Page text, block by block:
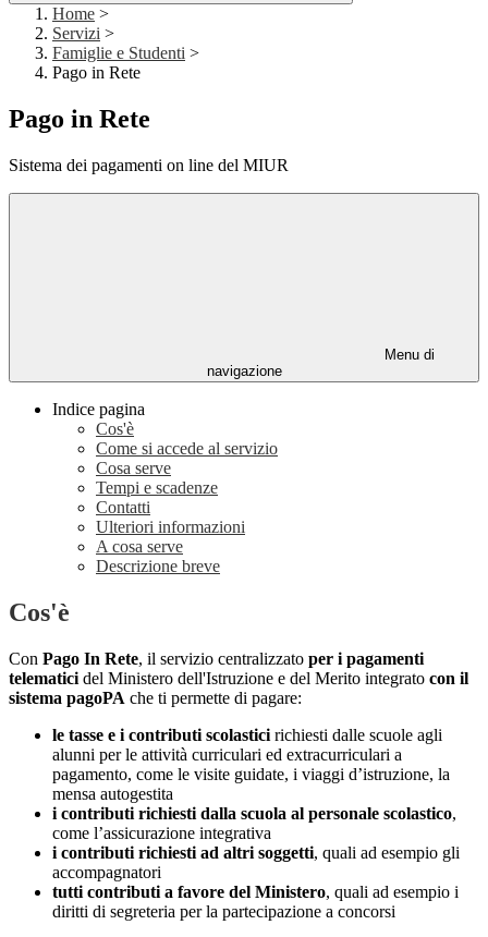
Home >
Servizi >
Famiglie e Studenti >
Pago in Rete
Pago in Rete
Sistema dei pagamenti on line del MIUR
Menu di
navigazione
Indice pagina
Cos'è
Come si accede al servizio
Cosa serve
Tempi e scadenze
Contatti
Ulteriori informazioni
A cosa serve
Descrizione breve
Cos'è
Con Pago In Rete, il servizio centralizzato per i pagamenti
telematici del Ministero dell'Istruzione e del Merito integrato con il
sistema pagoPA che ti permette di pagare:
le tasse e i contributi scolastici richiesti dalle scuole agli
alunni per le attività curriculari ed extracurriculari a
pagamento, come le visite guidate, i viaggi d’istruzione, la
mensa autogestita
i contributi richiesti dalla scuola al personale scolastico,
come l’assicurazione integrativa
i contributi richiesti ad altri soggetti, quali ad esempio gli
accompagnatori
tutti contributi a favore del Ministero, quali ad esempio i
diritti di segreteria per la partecipazione a concorsi